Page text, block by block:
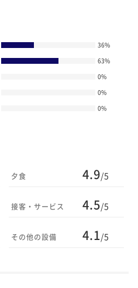
36%
63%
0%
0%
0%
夕食 4.9/5
接客・サービス 4.5/5
その他の設備 4.1/5